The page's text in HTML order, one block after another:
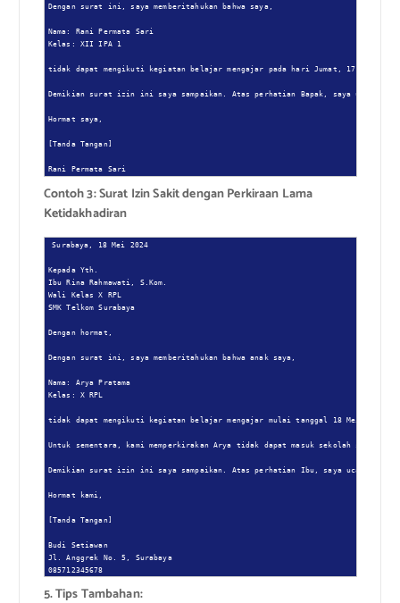
Dengan surat ini, saya memberitahukan bahwa saya,
Nama: Rani Permata Sari
Kelas: XII IPA 1
tidak dapat mengikuti kegiatan belajar mengajar pada hari Jumat, 17 Mei
Demikian surat izin ini saya sampaikan. Atas perhatian Bapak, saya ucapkan
Hormat saya,
[Tanda Tangan]
Rani Permata Sari
Contoh 3: Surat Izin Sakit dengan Perkiraan Lama
Ketidakhadiran
Surabaya, 18 Mei 2024
Kepada Yth.
Ibu Rina Rahmawati, S.Kom.
Wali Kelas X RPL
SMK Telkom Surabaya
Dengan hormat,
Dengan surat ini, saya memberitahukan bahwa anak saya,
Nama: Arya Pratama
Kelas: X RPL
tidak dapat mengikuti kegiatan belajar mengajar mulai tanggal 18 Mei 2024
Untuk sementara, kami memperkirakan Arya tidak dapat masuk sekolah selama
Demikian surat izin ini saya sampaikan. Atas perhatian Ibu, saya ucapkan
Hormat kami,
[Tanda Tangan]
Budi Setiawan
Jl. Anggrek No. 5, Surabaya
085712345678
5. Tips Tambahan: